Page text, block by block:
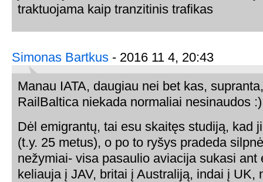
traktuojama kaip tranzitinis trafikas
Simonas Bartkus - 2016 11 4, 20:43
Manau IATA, daugiau nei bet kas,
RailBaltica niekada normaliai nesinaudos :)
Dėl emigrantų, tai esu skaitęs studiją, kad
(t.y. 25 metus), o po to ryšys pradeda
nežymiai- visa pasaulio aviacija sukasi ant
keliauja į JAV, britai į Australiją, indai į UK,